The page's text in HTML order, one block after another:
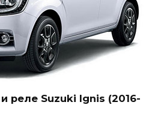
реле Suzuki Ignis (2016-